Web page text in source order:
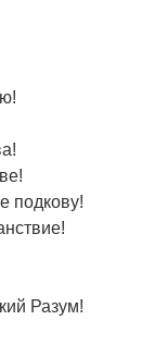
подкову!
Разум!